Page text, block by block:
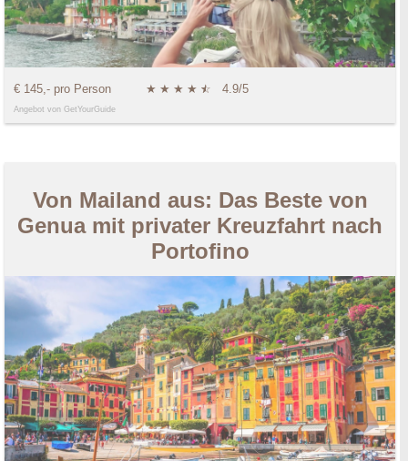
€ 145,- pro Person ★ ★ ★ ★ ★
☆ 4.9/5
Angebot von GetYourGuide
Von Mailand aus: Das Beste von
Genua mit privater Kreuzfahrt nach
Portofino